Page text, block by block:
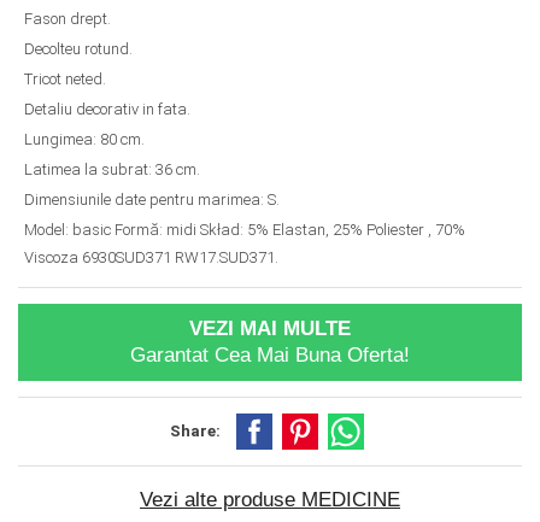
Fason drept.
Decolteu rotund.
Tricot neted.
Detaliu decorativ in fata.
Lungimea: 80 cm.
Latimea la subrat: 36 cm.
Dimensiunile date pentru marimea: S.
Model: basic Formă: midi Skład: 5% Elastan, 25% Poliester , 70%
Viscoza 6930SUD371 RW17.SUD371.
VEZI MAI MULTE
Garantat Cea Mai Buna Oferta!
Share:
Vezi alte produse MEDICINE